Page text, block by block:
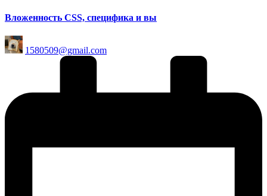
Вложенность CSS, специфика и вы
Posted
by
1580509@gmail.com